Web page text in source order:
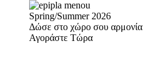
Spring/Summer 2026
Δώσε στο χώρο σου αρμονία
Αγοράστε Τώρα